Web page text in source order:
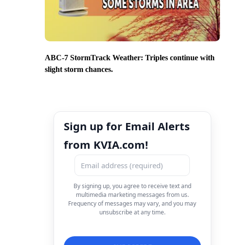
ABC-7 StormTrack Weather: Triples continue with
slight storm chances.
Sign up for Email Alerts
from KVIA.com!
By signing up, you agree to receive text and
multimedia marketing messages from us.
Frequency of messages may vary, and you may
unsubscribe at any time.